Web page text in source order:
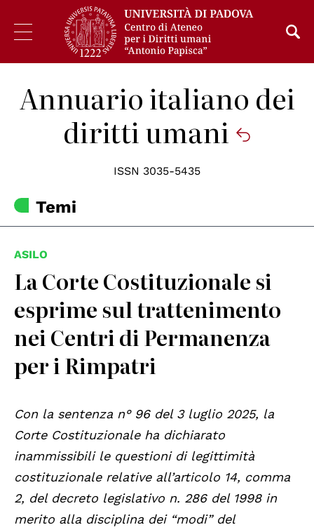
Annuario italiano dei
diritti umani
ISSN 3035-5435
Temi
ASILO
La Corte Costituzionale si
esprime sul trattenimento
nei Centri di Permanenza
per i Rimpatri
Con la sentenza n° 96 del 3 luglio 2025, la
Corte Costituzionale ha dichiarato
inammissibili le questioni di legittimità
costituzionale relative all’articolo 14, comma
2, del decreto legislativo n. 286 del 1998 in
merito alla disciplina dei “modi” del